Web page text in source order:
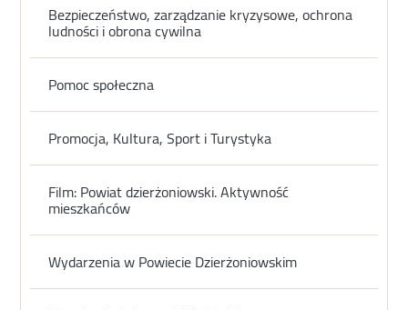
Bezpieczeństwo, zarządzanie kryzysowe, ochrona
ludności i obrona cywilna
Pomoc społeczna
Promocja, Kultura, Sport i Turystyka
Film: Powiat dzierżoniowski. Aktywność
mieszkańców
Wydarzenia w Powiecie Dzierżoniowskim